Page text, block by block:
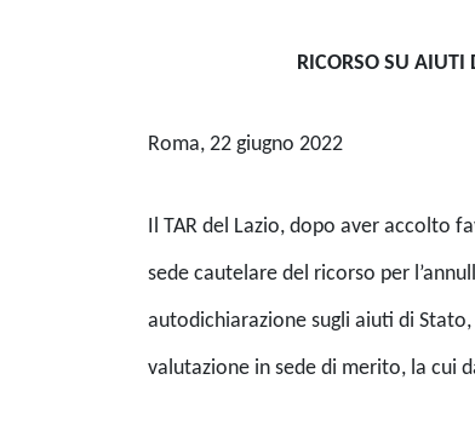
RICORSO SU AIUTI
Roma, 22 giugno 2022
Il TAR del Lazio, dopo aver accolto
sede cautelare del ricorso per
autodichiarazione sugli aiuti di
valutazione in sede di merito, la cui